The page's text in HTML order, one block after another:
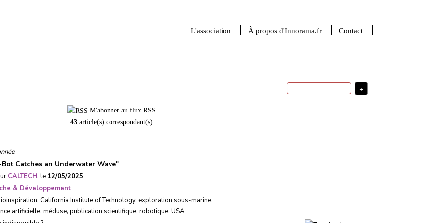
L'association À propos d'Innorama.fr Contact
+
M'abonner au flux RSS
43 article(s) correspondant(s)
Bot Catches an Underwater Wave"
CALTECH, le 12/05/2025
& Développement
, California Institute of Technology, exploration sous-marine,
artificielle, méduse, publication scientifique, robotique, USA